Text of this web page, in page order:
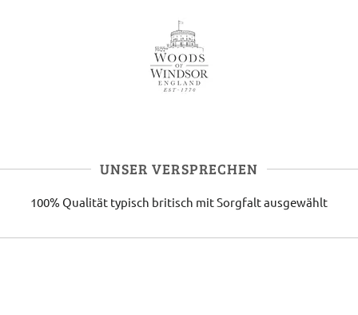
UNSER VERSPRECHEN
100% Qualität typisch britisch mit Sorgfalt ausgewählt